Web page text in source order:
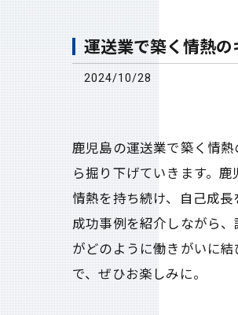
運送業で築く情熱の
2024/10/28
鹿児島の運送業で築く情
ら掘り下げていきます。
情熱を持ち続け、自己成
成功事例を紹介しながら
がどのように働きがいに
で、ぜひお楽しみに。